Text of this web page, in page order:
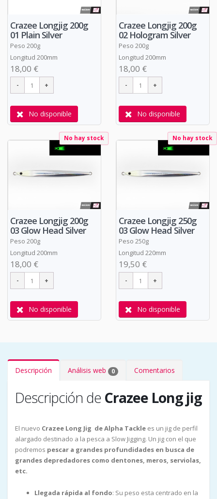
Crazee Longjig 200g
01 Plain Silver
Peso 200g
Longitud 200mm
18,00 €
No disponible
Crazee Longjig 200g
02 Hologram Silver
Peso 200g
Longitud 200mm
18,00 €
No disponible
No hay stock
Crazee Longjig 200g
03 Glow Head Silver
Peso 200g
Longitud 200mm
18,00 €
No disponible
No hay stock
Crazee Longjig 250g
03 Glow Head Silver
Peso 250g
Longitud 220mm
19,50 €
No disponible
Descripción Análisis web 0 Comentarios
Descripción de Crazee Long jig
El nuevo Crazee Long Jig de Alpha Tackle es un jig de perfil
alargado destinado a la pesca a Slow Jigging. Un jig con el que
podremos pescar a grandes profundidades en busca de
grandes depredadores como dentones, meros, serviolas,
etc.
Llegada rápida al fondo: Su peso esta centrado en la